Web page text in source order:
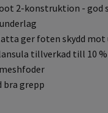
2-konstruktion - god
ger foten skydd mot
tillverkad till 10
bra grepp